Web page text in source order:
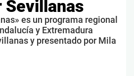
Sevillanas
es un programa regional
y Extremadura
y presentado por Mila